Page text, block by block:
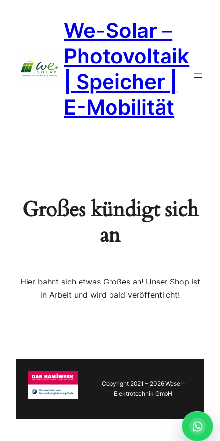
We-Solar –
Photovoltaik
| Speicher |
E-Mobilität
Großes kündigt sich
an
Hier bahnt sich etwas Großes an! Unser Shop ist
in Arbeit und wird bald veröffentlicht!
Copyright 2021 – 2026 Weser-
Elektrotechnik GmbH